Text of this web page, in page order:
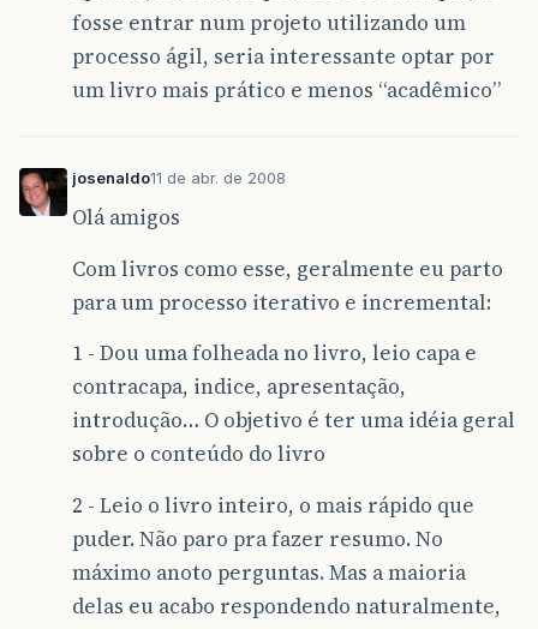
fosse entrar num projeto utilizando um
processo ágil, seria interessante optar por
um livro mais prático e menos “acadêmico”
josenaldo11 de abr. de 2008
Olá amigos
Com livros como esse, geralmente eu parto
para um processo iterativo e incremental:
1 - Dou uma folheada no livro, leio capa e
contracapa, indice, apresentação,
introdução… O objetivo é ter uma idéia geral
sobre o conteúdo do livro
2 - Leio o livro inteiro, o mais rápido que
puder. Não paro pra fazer resumo. No
máximo anoto perguntas. Mas a maioria
delas eu acabo respondendo naturalmente,